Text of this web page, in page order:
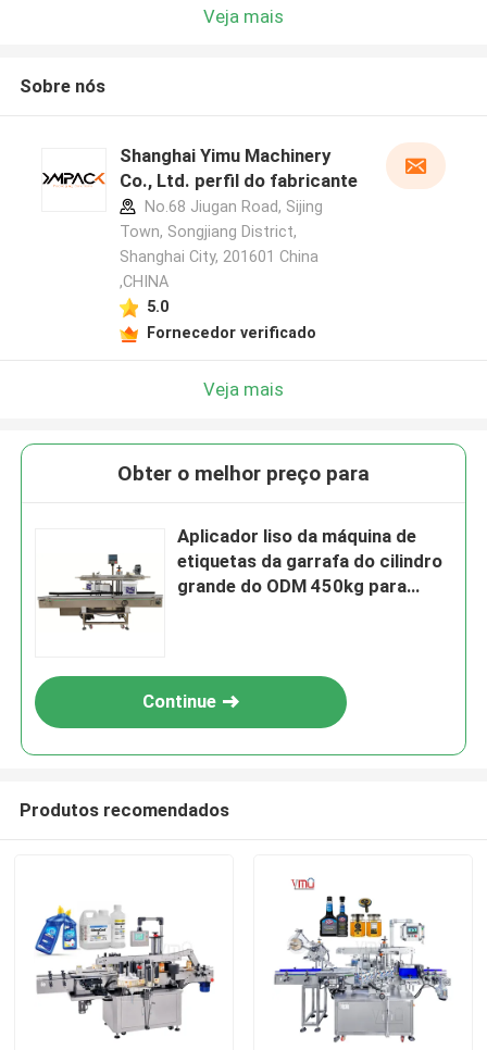
Veja mais
Sobre nós
Shanghai Yimu Machinery
Co., Ltd. perfil do fabricante
No.68 Jiugan Road, Sijing
Town, Songjiang District,
Shanghai City, 201601 China
,CHINA
5.0
Fornecedor verificado
Veja mais
Obter o melhor preço para
Aplicador liso da máquina de
etiquetas da garrafa do cilindro
grande do ODM 450kg para
Continue
Produtos recomendados